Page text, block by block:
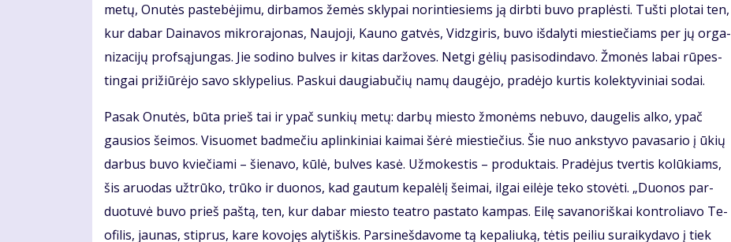
me­tų, Onu­tės pa­ste­bė­ji­mu, dir­ba­mos že­mės skly­pai no­rin­tie­siems ją dirb­ti bu­vo pra­plės­ti. Tuš­ti plo­tai ten,
kur da­bar Dai­na­vos mik­ro­ra­jo­nas, Nau­jo­ji, Kau­no gat­vės, Vidz­gi­ris, bu­vo iš­da­ly­ti mies­tie­čiams per jų or­ga­
ni­za­ci­jų prof­są­jun­gas. Jie so­di­no bul­ves ir ki­tas dar­žo­ves. Net­gi gė­lių pa­si­so­din­da­vo. Žmo­nės la­bai rū­pes­
tin­gai pri­žiū­rė­jo sa­vo skly­pe­lius. Pas­kui dau­gia­bu­čių na­mų dau­gė­jo, pra­dė­jo kur­tis ko­lek­ty­vi­niai so­dai.
Pa­sak Onu­tės, bū­ta prieš tai ir ypač sun­kių me­tų: dar­bų mies­to žmo­nėms ne­bu­vo, dau­ge­lis al­ko, ypač
gau­sios šei­mos. Vi­suo­met bad­me­čiu ap­lin­ki­niai kai­mai šė­rė mies­tie­čius. Šie nuo anks­ty­vo pa­va­sa­rio į ūkių
dar­bus bu­vo kvie­čia­mi – šie­na­vo, kū­lė, bul­ves ka­sė. Už­mo­kes­tis – pro­duk­tais. Pra­dė­jus tver­tis ko­lū­kiams,
šis aruo­das už­trū­ko, trū­ko ir duo­nos, kad gau­tum ke­pa­lė­lį šei­mai, il­gai ei­lė­je te­ko sto­vė­ti. „Duo­nos par­
duo­tu­vė bu­vo prieš pa­štą, ten, kur da­bar mies­to te­at­ro pa­sta­to kam­pas. Ei­lę sa­va­no­riš­kai kon­tro­lia­vo Te­
ofi­lis, jau­nas, stip­rus, ka­re ko­vo­jęs aly­tiš­kis. Par­si­neš­da­vo­me tą ke­pa­liu­ką, tė­tis pei­liu su­rai­ky­da­vo į tiek